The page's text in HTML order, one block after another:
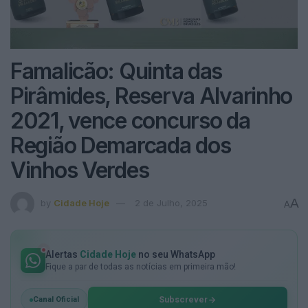
Famalicão: Quinta das
Pirâmides, Reserva Alvarinho
2021, vence concurso da
Região Demarcada dos
Vinhos Verdes
by Cidade Hoje 2 de Julho, 2025 AA
Alertas Cidade Hoje no seu WhatsApp
Fique a par de todas as notícias em primeira mão!
Canal Oficial Subscrever